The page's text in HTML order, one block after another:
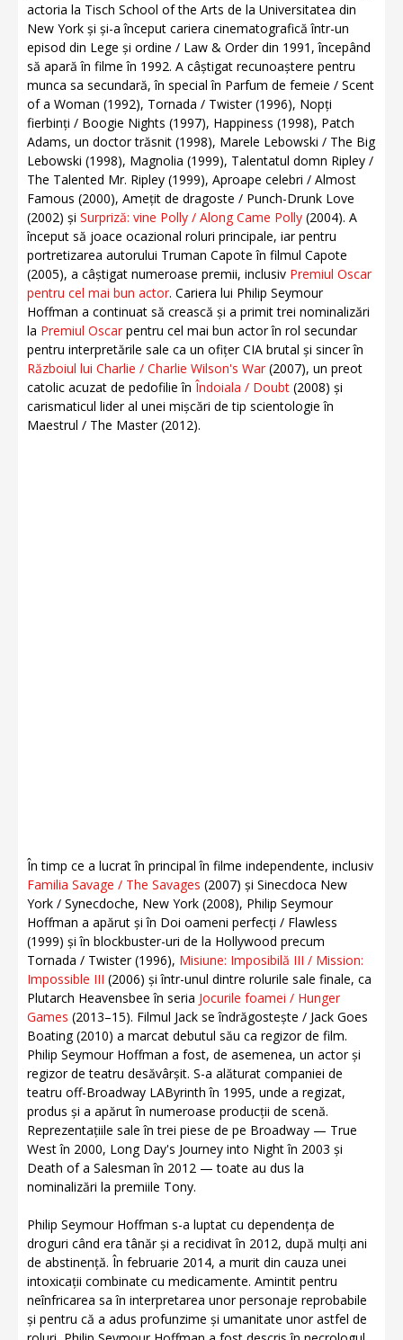
actoria la Tisch School of the Arts de la Universitatea din
New York și și-a început cariera cinematografică într-un
episod din Lege și ordine / Law & Order din 1991, începând
să apară în filme în 1992. A câștigat recunoaștere pentru
munca sa secundară, în special în Parfum de femeie / Scent
of a Woman (1992), Tornada / Twister (1996), Nopți
fierbinți / Boogie Nights (1997), Happiness (1998), Patch
Adams, un doctor trăsnit (1998), Marele Lebowski / The Big
Lebowski (1998), Magnolia (1999), Talentatul domn Ripley /
The Talented Mr. Ripley (1999), Aproape celebri / Almost
Famous (2000), Amețit de dragoste / Punch-Drunk Love
(2002) și Surpriză: vine Polly / Along Came Polly (2004). A
început să joace ocazional roluri principale, iar pentru
portretizarea autorului Truman Capote în filmul Capote
(2005), a câștigat numeroase premii, inclusiv Premiul Oscar
pentru cel mai bun actor. Cariera lui Philip Seymour
Hoffman a continuat să crească și a primit trei nominalizări
la Premiul Oscar pentru cel mai bun actor în rol secundar
pentru interpretările sale ca un ofițer CIA brutal și sincer în
Războiul lui Charlie / Charlie Wilson's War (2007), un preot
catolic acuzat de pedofilie în Îndoiala / Doubt (2008) și
carismaticul lider al unei mișcări de tip scientologie în
Maestrul / The Master (2012).
În timp ce a lucrat în principal în filme independente, inclusiv
Familia Savage / The Savages (2007) și Sinecdoca New
York / Synecdoche, New York (2008), Philip Seymour
Hoffman a apărut și în Doi oameni perfecți / Flawless
(1999) și în blockbuster-uri de la Hollywood precum
Tornada / Twister (1996), Misiune: Imposibilă III / Mission:
Impossible III (2006) și într-unul dintre rolurile sale finale, ca
Plutarch Heavensbee în seria Jocurile foamei / Hunger
Games (2013–15). Filmul Jack se îndrăgostește / Jack Goes
Boating (2010) a marcat debutul său ca regizor de film.
Philip Seymour Hoffman a fost, de asemenea, un actor și
regizor de teatru desăvârșit. S-a alăturat companiei de
teatru off-Broadway LAByrinth în 1995, unde a regizat,
produs și a apărut în numeroase producții de scenă.
Reprezentațiile sale în trei piese de pe Broadway — True
West în 2000, Long Day's Journey into Night în 2003 și
Death of a Salesman în 2012 — toate au dus la
nominalizări la premiile Tony.
Philip Seymour Hoffman s-a luptat cu dependența de
droguri când era tânăr și a recidivat în 2012, după mulți ani
de abstinență. În februarie 2014, a murit din cauza unei
intoxicații combinate cu medicamente. Amintit pentru
neînfricarea sa în interpretarea unor personaje reprobabile
și pentru că a adus profunzime și umanitate unor astfel de